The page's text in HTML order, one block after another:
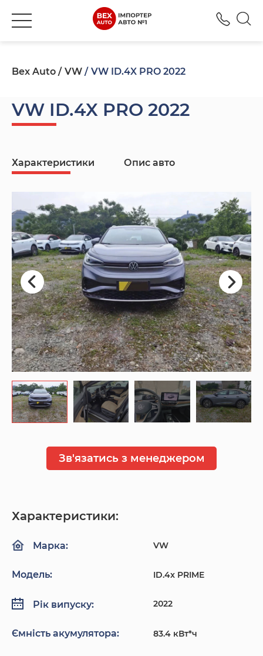
Bex Auto VW VW ID.4X PRO 2022
VW ID.4X PRO 2022
Характеристики Опис авто
Зв'язатись з менеджером
Характеристики:
Марка: VW
Модель: ID.4x PRIME
Рік випуску: 2022
Ємність акумулятора: 83.4 кВт*ч